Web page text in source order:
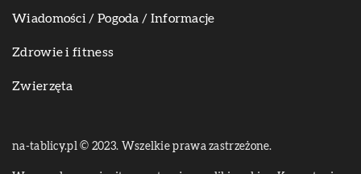
Wiadomości / Pogoda / Informacje
Zdrowie i fitness
Zwierzęta
na-tablicy.pl © 2023. Wszelkie prawa zastrzeżone.